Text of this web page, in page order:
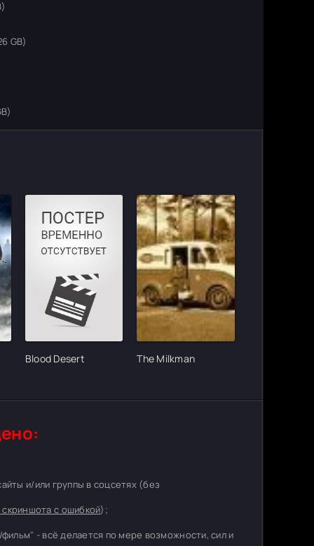
GB)
Blood Desert The Milkman
и/или группы в соцсетях (без
с ошибкой);
- всё делается по мере возможности, сил и